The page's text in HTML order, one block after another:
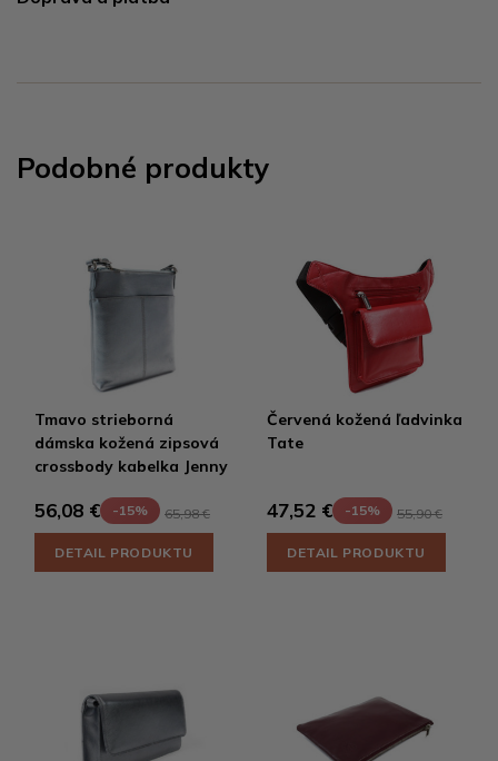
Podobné produkty
Tmavo strieborná
dámska kožená zipsová
crossbody kabelka Jenny
56,08 € -15% 65,98 €
DETAIL PRODUKTU
Červená kožená ľadvinka
Tate
47,52 € -15% 55,90 €
DETAIL PRODUKTU